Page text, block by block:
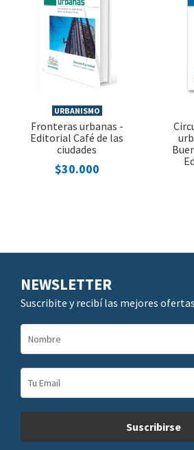
URBANISMO
Fronteras urbanas -
Editorial Café de las
ciudades
$30.000
NEWSLETTER
Suscribite y recibí las mejores